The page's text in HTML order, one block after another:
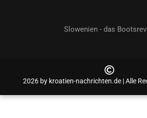
Slowenien - das
2026 by kroatien-nachrichten.de | Alle